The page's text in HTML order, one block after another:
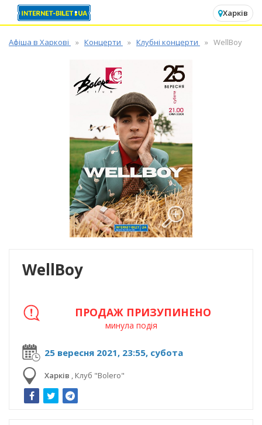
Харків
Афіша в Харкові Концерти Клубні концерти WellBoy
WellBoy
25 вересня 2021, 23:55, субота
Харків , Клуб "Bolero"
ПРОДАЖ ПРИЗУПИНЕНО
минула подія